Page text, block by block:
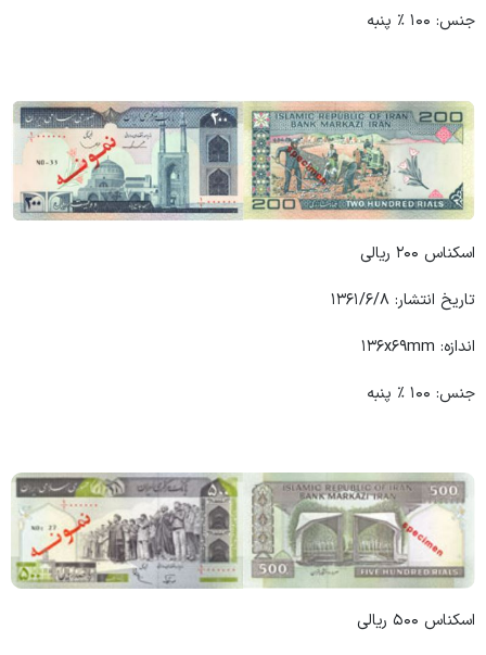
جنس: ۱۰۰ ٪ پنبه
اسکناس ۲۰۰ ریالی
تاریخ انتشار: ۱۳۶۱/۶/۸
اندازه: ۱۳۶x۶۹mm
جنس: ۱۰۰ ٪ پنبه
اسکناس ۵۰۰ ریالی